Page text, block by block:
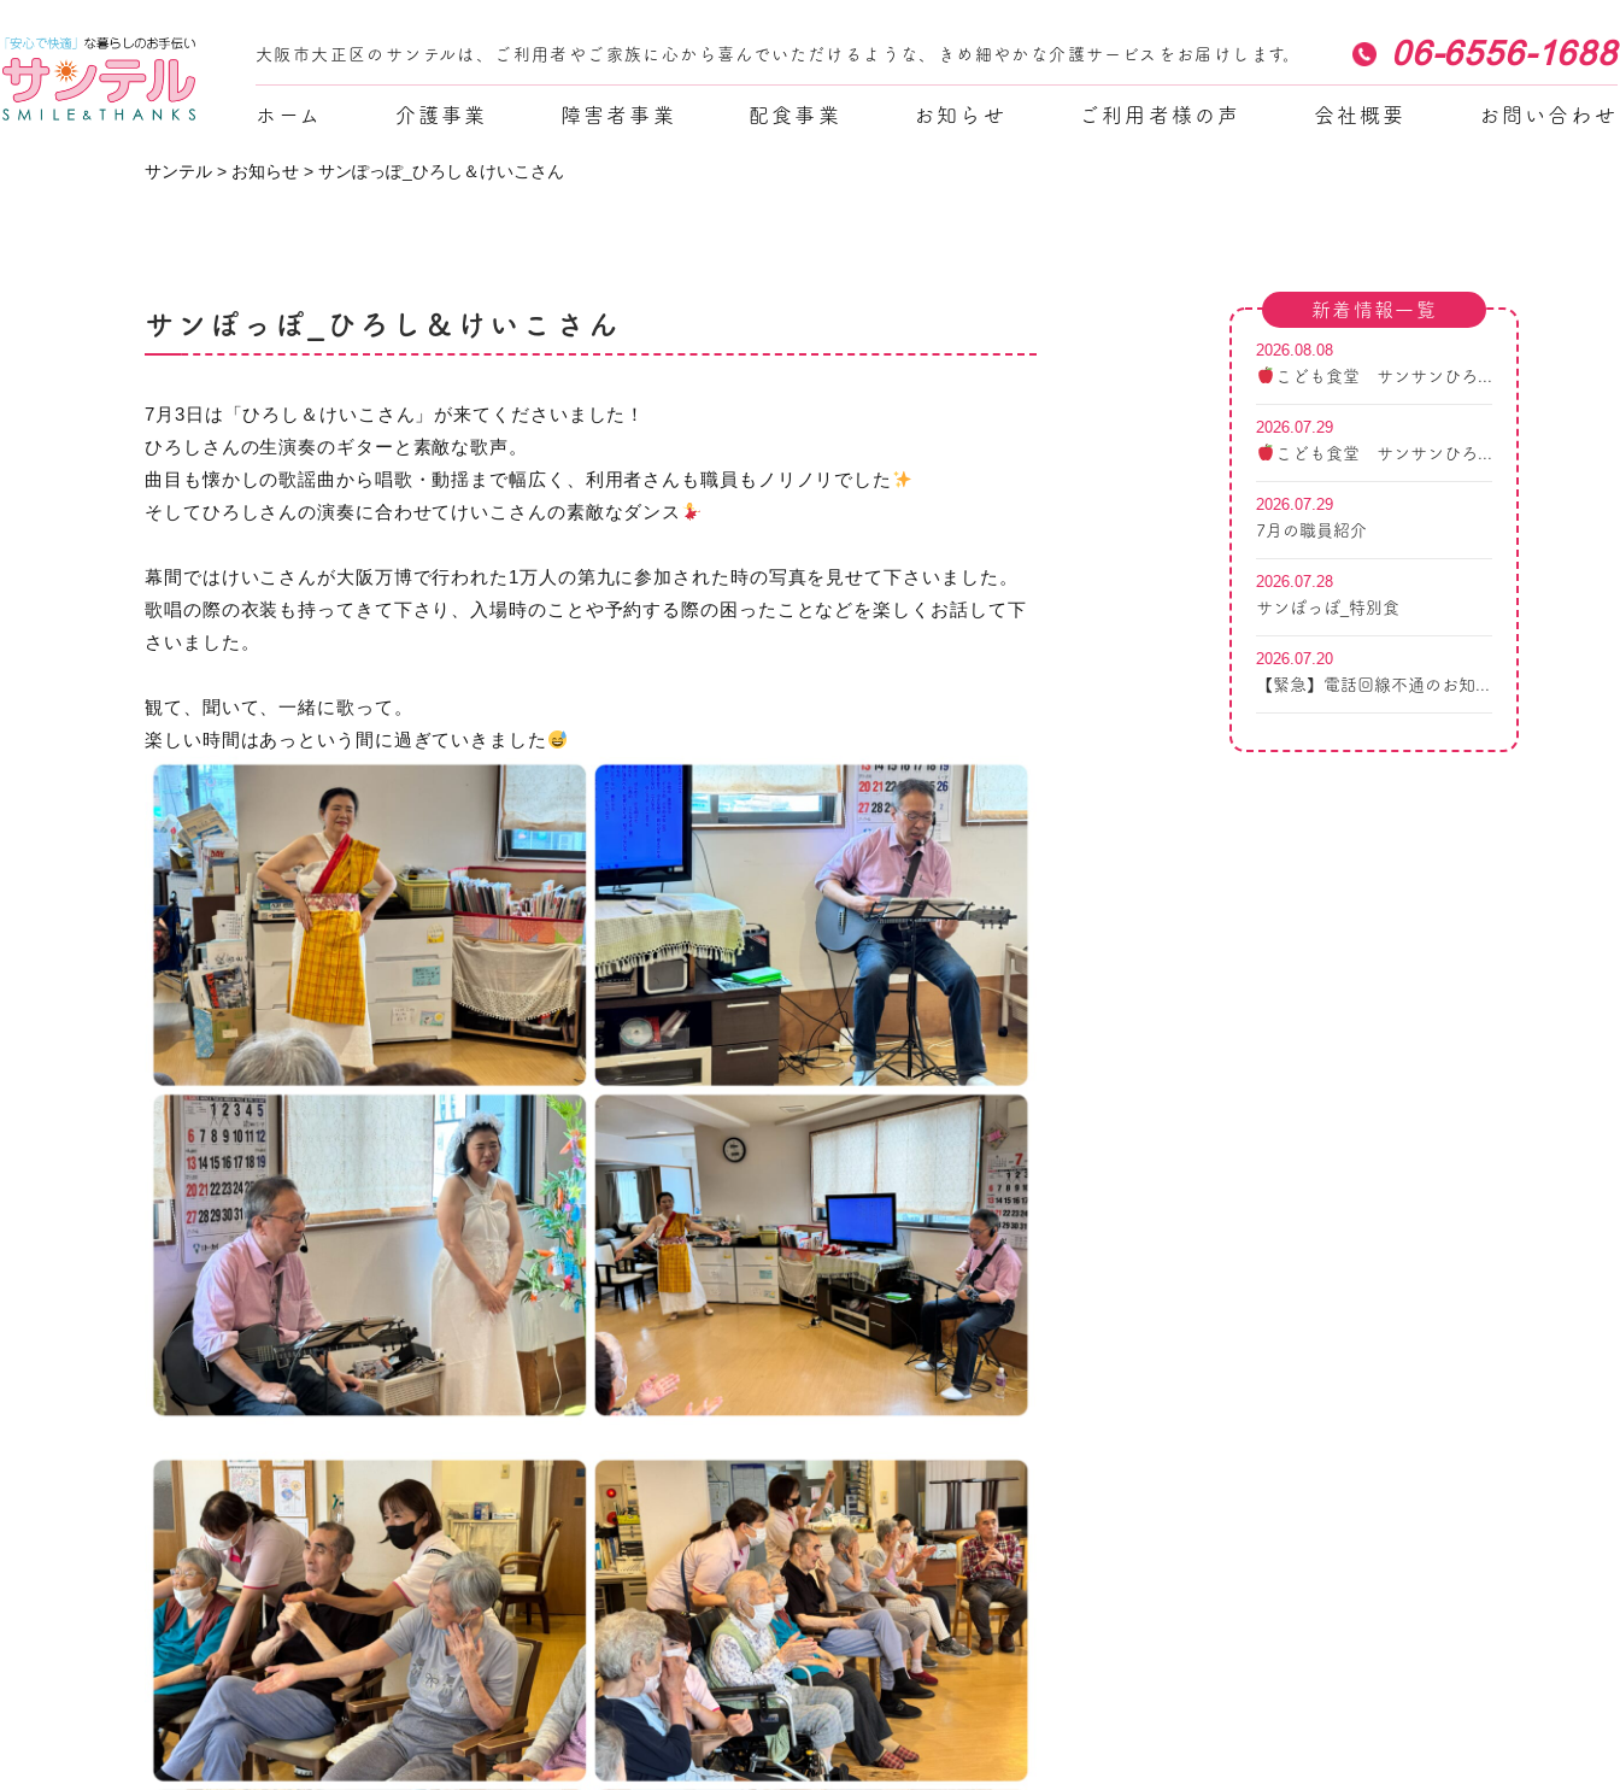
大阪市大正区のサンテルは、ご利用者やご家族に心から喜んでいただけるような、きめ細やかな介護サービスをお届けします。 06-6556-1688
ホーム 介護事業 障害者事業 配食事業 お知らせ ご利用者様の声 会社概要 お問い合わせ
サンテル > お知らせ > サンぽっぽ_ひろし＆けいこさん
サンぽっぽ_ひろし＆けいこさん
7月3日は「ひろし＆けいこさん」が来てくださいました！
ひろしさんの生演奏のギターと素敵な歌声。
曲目も懐かしの歌謡曲から唱歌・動揺まで幅広く、利用者さんも職員もノリノリでした
そしてひろしさんの演奏に合わせてけいこさんの素敵なダンス
幕間ではけいこさんが大阪万博で行われた1万人の第九に参加された時の写真を見せて下さいました。
歌唱の際の衣装も持ってきて下さり、入場時のことや予約する際の困ったことなどを楽しくお話して下
さいました。
観て、聞いて、一緒に歌って。
楽しい時間はあっという間に過ぎていきました
新着情報一覧
2026.08.08
こども食堂 サンサンひろ...
2026.07.29
こども食堂 サンサンひろ...
2026.07.29
7月の職員紹介
2026.07.28
サンぽっぽ_特別食
2026.07.20
【緊急】電話回線不通のお知...